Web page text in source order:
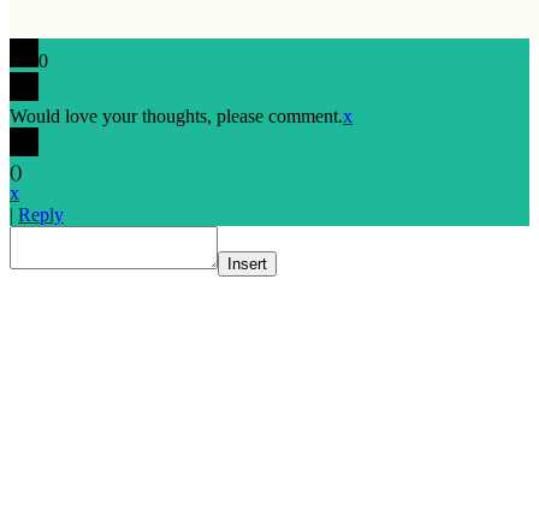
0
Would love your thoughts, please comment.x
()
x
| Reply
Insert